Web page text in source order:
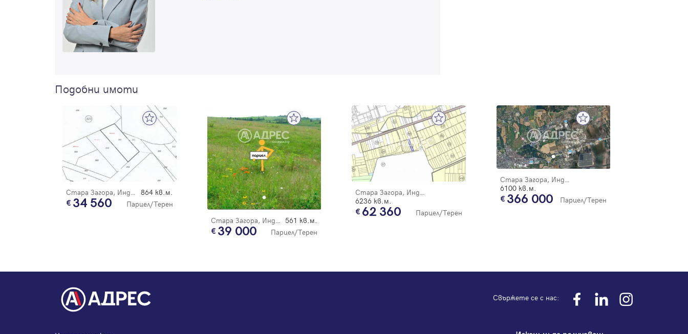
Подобни имоти
Стара Загора, Индустриален - изток 864 кв.м.
34 560
Парцел/Терен
Стара Загора, Индустриален - изток 561 кв.м.
39 000 Парцел/Терен
Стара Загора, Индустриален - изток
6236 кв.м.
62 360 Парцел/Терен
Стара Загора, Индустриален - изток
6100 кв.м.
366 000 Парцел/Терен
Свържете се с нас: